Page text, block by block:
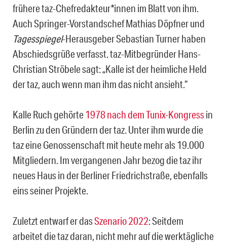
frühere taz-Chefredakteur*innen im Blatt von ihm.
Auch Springer-Vorstandschef Mathias Döpfner und
Tagesspiegel-Herausgeber Sebastian Turner haben
Abschiedsgrüße verfasst. taz-Mitbegründer Hans-
Christian Ströbele sagt: „Kalle ist der heimliche Held
der taz, auch wenn man ihm das nicht ansieht.“
Kalle Ruch gehörte1978 nach dem Tunix-Kongressin
Berlin zu den Gründern der taz. Unter ihm wurde die
taz eine Genossenschaft mit heute mehr als 19.000
Mitgliedern. Im vergangenen Jahr bezog die taz ihr
neues Haus in der Berliner Friedrichstraße, ebenfalls
eins seiner Projekte.
Zuletzt entwarf er dasSzenario 2022: Seitdem
arbeitet die taz daran, nicht mehr auf die werktägliche